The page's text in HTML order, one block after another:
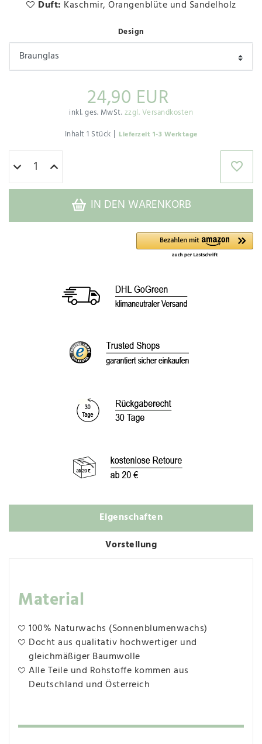
Duft: Kaschmir, Orangenblüte und Sandelholz
Design
24,90 EUR
inkl. ges. MwSt.zzgl. Versandkosten
Inhalt1 Stück | Lieferzeit 1-3 Werktage
IN DEN WARENKORB
Eigenschaften
Vorstellung
Material
100% Naturwachs (Sonnenblumenwachs)
Docht aus qualitativ hochwertiger und
gleichmäßiger Baumwolle
Alle Teile und Rohstoffe kommen aus
Deutschland und Österreich